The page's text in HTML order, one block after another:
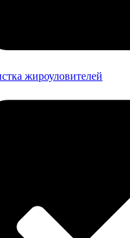
жироуловителей